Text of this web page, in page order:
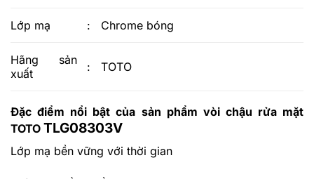
Lớp mạ : Chrome bóng
Hãng sản
xuất
: TOTO
Đặc điểm nổi bật của sản phẩm vòi chậu rửa mặt
TOTO TLG08303V
Lớp mạ bền vững với thời gian